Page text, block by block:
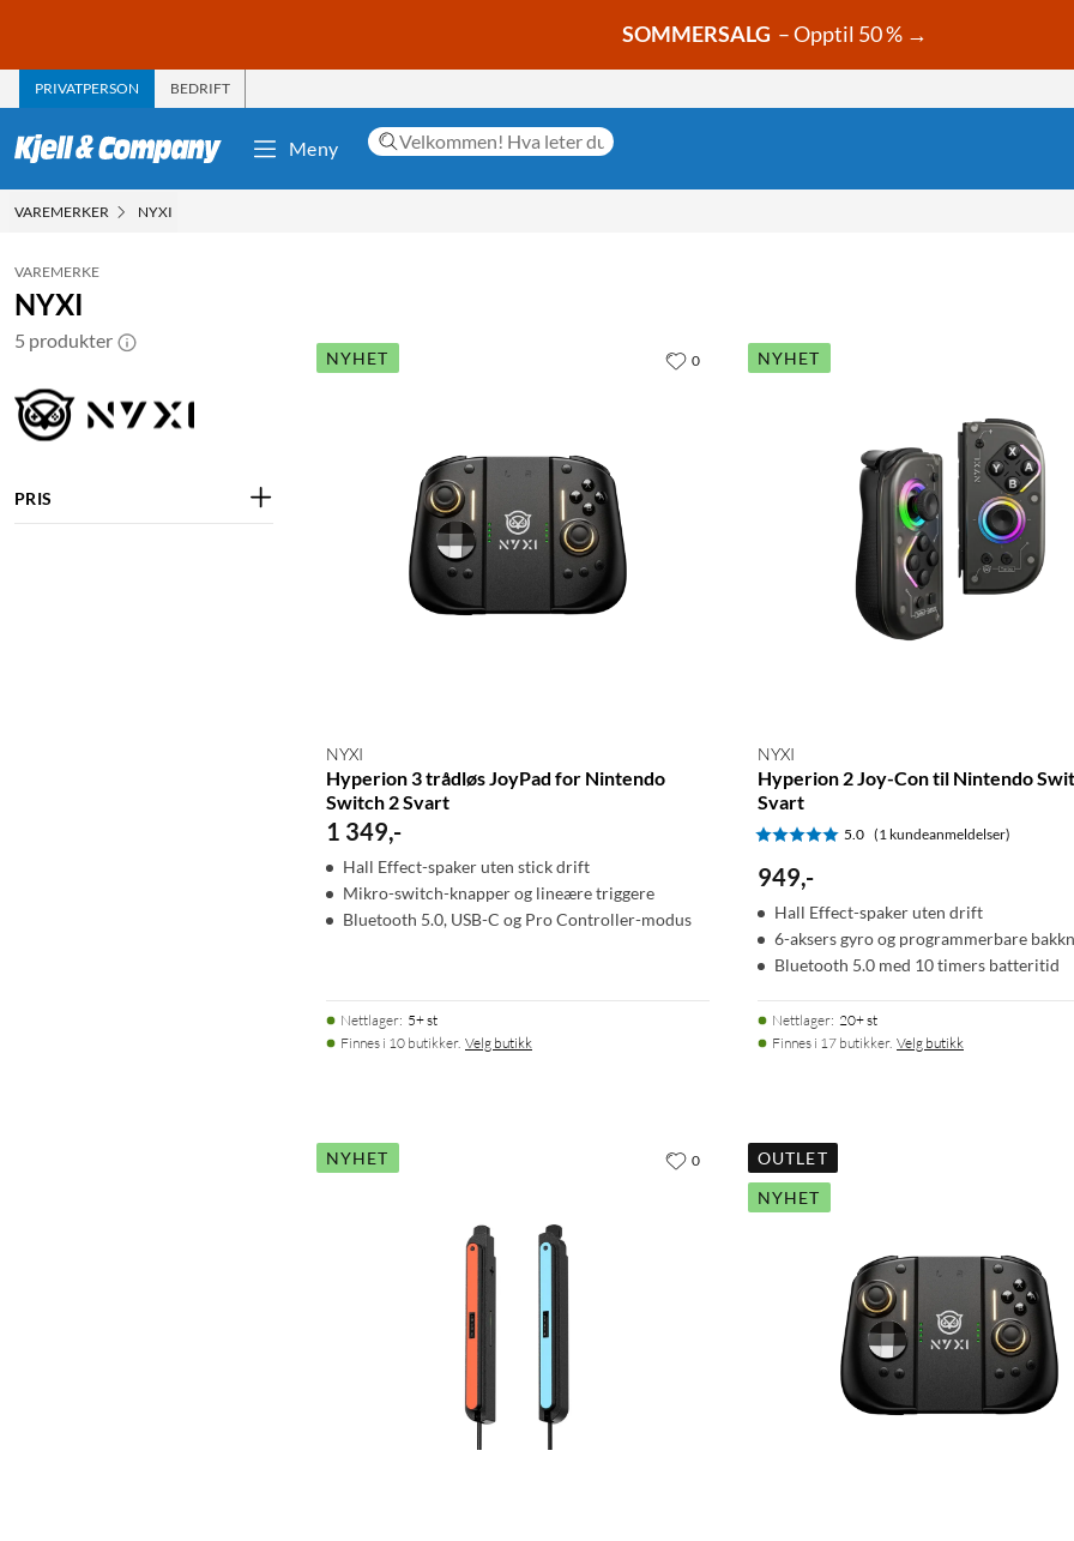
SOMMERSALG – Opptil 50 % →
PRIVATPERSON BEDRIFT
Meny
VAREMERKER NYXI
VAREMERKE
NYXI
5 produkter
PRIS
NYHET
NYXI
Hyperion 3 trådløs JoyPad for Nintendo
Switch 2 Svart
1 349,-
Hall Effect-spaker uten stick drift
Mikro-switch-knapper og lineære triggere
Bluetooth 5.0, USB-C og Pro Controller-modus
Nettlager: 5+ st
Finnes i 10 butikker. Velg butikk
0 NYHET
NYXI
Hyperion 2 Joy-Con til Nintendo
Svart
5.0 (1 kundeanmeldelser)
949,-
Hall Effect-spaker uten drift
6-aksers gyro og programmerbare
Bluetooth 5.0 med 10 timers batteritid
Nettlager: 20+ st
Finnes i 17 butikker. Velg butikk
NYHET 0
OUTLET
NYHET